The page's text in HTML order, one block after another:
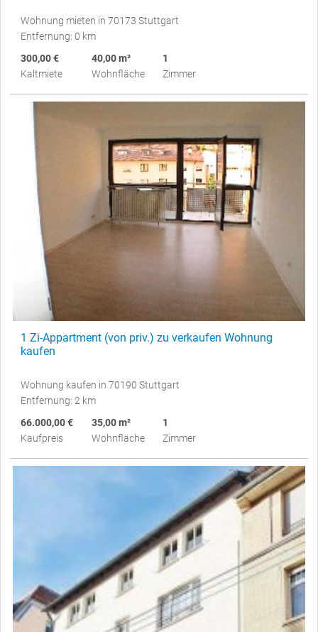
Wohnung mieten in 70173 Stuttgart
Entfernung: 0 km
300,00 €
Kaltmiete
40,00 m²
Wohnfläche
1
Zimmer
1 Zi-Appartment (von priv.) zu verkaufen Wohnung
kaufen
Wohnung kaufen in 70190 Stuttgart
Entfernung: 2 km
66.000,00 €
Kaufpreis
35,00 m²
Wohnfläche
1
Zimmer